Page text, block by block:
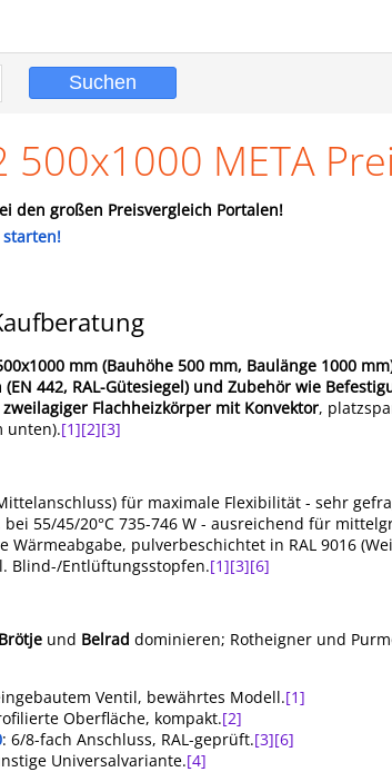
META
den großen Preisvergleich Portalen!
starten!
mm (Bauhöhe 500 mm, Baulänge 1000
442, RAL-Gütesiegel) und Zubehör wie
zweilagiger Flachheizkörper mit Konvektor,
unten).[1][2][3]
für maximale Flexibilität - sehr
bei 55/45/20°C 735-746 W - ausreichend für
pulverbeschichtet in RAL 9016
Blind-/Entlüftungsstopfen.[1][3][6]
Brötje und Belrad dominieren; Rotheigner und
Ventil, bewährtes Modell.[1]
Oberfläche, kompakt.[2]
: 6/8-fach Anschluss, RAL-geprüft.[3][6]
Universalvariante.[4]